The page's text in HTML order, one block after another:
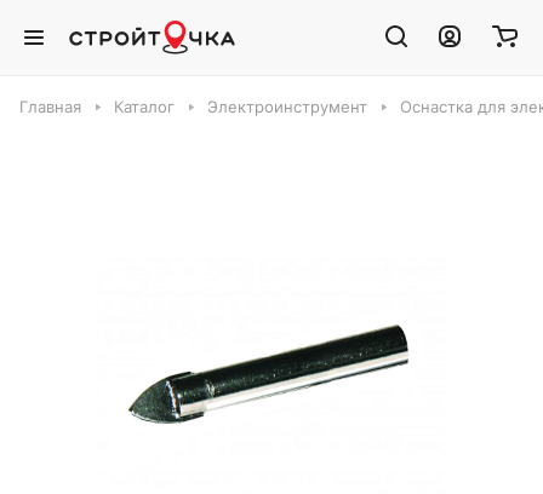
Главная Каталог Электроинструмент Оснастка для